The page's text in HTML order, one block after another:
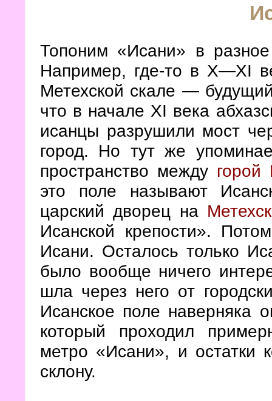
Топоним «Исани» в
Например, где-то в Х—XI
Метехской скале —
что в начале XI века
исанцы разрушили мост
город. Но тут же
пространство между горой
это поле называют
царский дворец на
Исанской крепости».
Исани. Осталось только
было вообще ничего
шла через него от
Исанское поле наверняка
который проходил
метро «Исани», и остатки
склону.